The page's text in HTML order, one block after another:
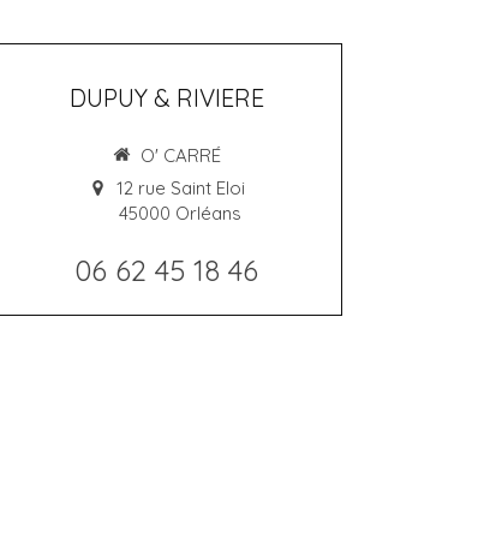
DUPUY & RIVIERE
O' CARRÉ
12 rue Saint Eloi
45000 Orléans
06 62 45 18 46